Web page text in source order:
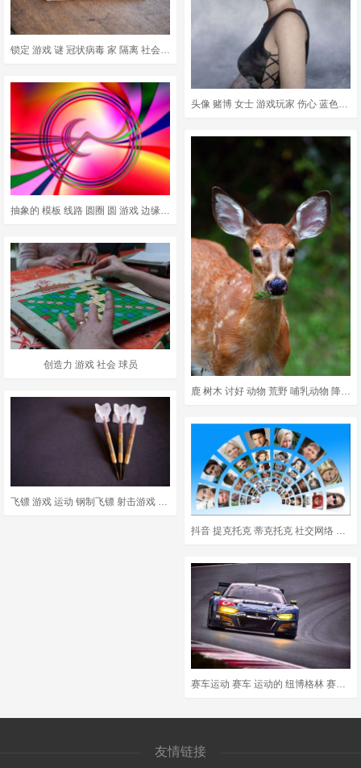
锁定 游戏 谜 冠状病毒 家 隔离 社会疏远 流行 棕色的游戏
抽象的 模板 线路 圆圈 圆 游戏 边缘 大纲 波浪 移动
创造力 游戏 社会 球员
飞镖 游戏 运动 钢制飞镖 射击游戏 酒吧游戏 一套 3 支飞镖
赛车运动 赛车 运动的 纽博格林 赛道 由 曲线 赛车游戏 奥迪
友情链接